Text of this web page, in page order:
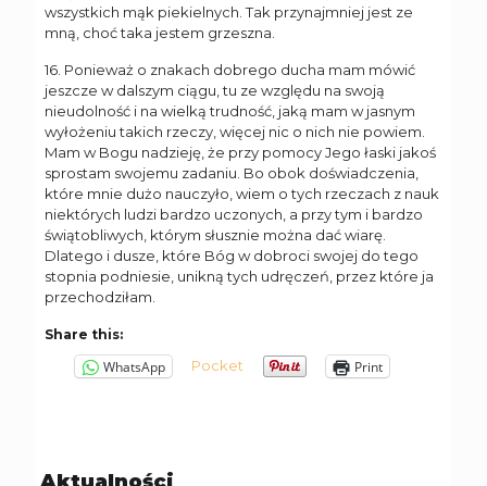
wszystkich mąk piekielnych. Tak przynajmniej jest ze
mną, choć taka jestem grzeszna.
16. Ponieważ o znakach dobrego ducha mam mówić
jeszcze w dalszym ciągu, tu ze względu na swoją
nieudolność i na wielką trudność, jaką mam w jasnym
wyłożeniu takich rzeczy, więcej nic o nich nie powiem.
Mam w Bogu nadzieję, że przy pomocy Jego łaski jakoś
sprostam swojemu zadaniu. Bo obok doświadczenia,
które mnie dużo nauczyło, wiem o tych rzeczach z nauk
niektórych ludzi bardzo uczonych, a przy tym i bardzo
świątobliwych, którym słusznie można dać wiarę.
Dlatego i dusze, które Bóg w dobroci swojej do tego
stopnia podniesie, unikną tych udręczeń, przez które ja
przechodziłam.
Share this:
WhatsApp Pocket Print